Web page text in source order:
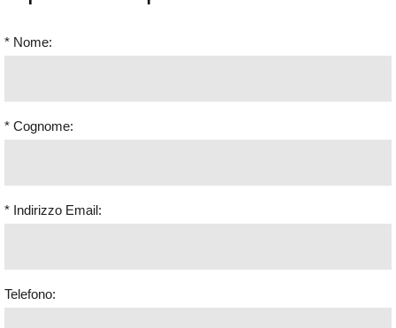
* Nome:
* Cognome:
* Indirizzo Email:
Telefono: